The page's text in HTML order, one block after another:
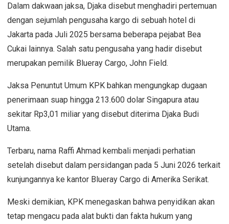
Dalam dakwaan jaksa, Djaka disebut menghadiri pertemuan
dengan sejumlah pengusaha kargo di sebuah hotel di
Jakarta pada Juli 2025 bersama beberapa pejabat Bea
Cukai lainnya. Salah satu pengusaha yang hadir disebut
merupakan pemilik Blueray Cargo, John Field.
Jaksa Penuntut Umum KPK bahkan mengungkap dugaan
penerimaan suap hingga 213.600 dolar Singapura atau
sekitar Rp3,01 miliar yang disebut diterima Djaka Budi
Utama.
Terbaru, nama Raffi Ahmad kembali menjadi perhatian
setelah disebut dalam persidangan pada 5 Juni 2026 terkait
kunjungannya ke kantor Blueray Cargo di Amerika Serikat.
Meski demikian, KPK menegaskan bahwa penyidikan akan
tetap mengacu pada alat bukti dan fakta hukum yang